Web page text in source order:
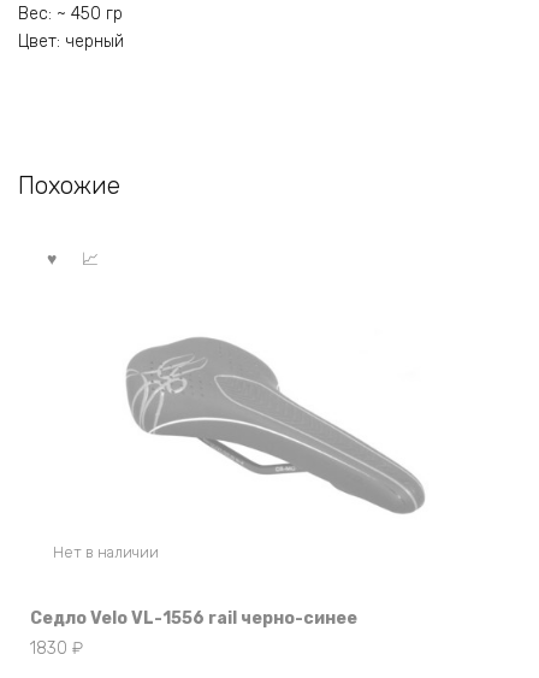
Вес: ~ 450 гр
Цвет: черный
Похожие
Нет в наличии
Седло Velo VL-1556 rail черно-синее
1830 ₽